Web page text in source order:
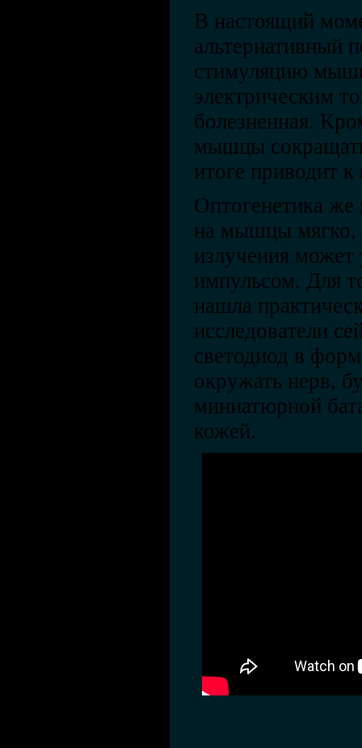
В настоящий
альтернативный
стимуляцию
электрическим
болезненная.
мышцы
итоге приводит
Оптогенетика же
на мышцы мягко,
излучения может
импульсом. Для
нашла
исследователи
светодиод в
окружать нерв,
миниатюрной
кожей.